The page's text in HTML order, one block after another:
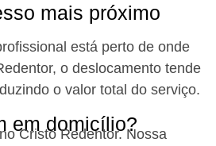
mais próximo
está perto de onde
o deslocamento tende
o valor total do serviço.
em domicílio?​
Cristo Redentor. Nossa